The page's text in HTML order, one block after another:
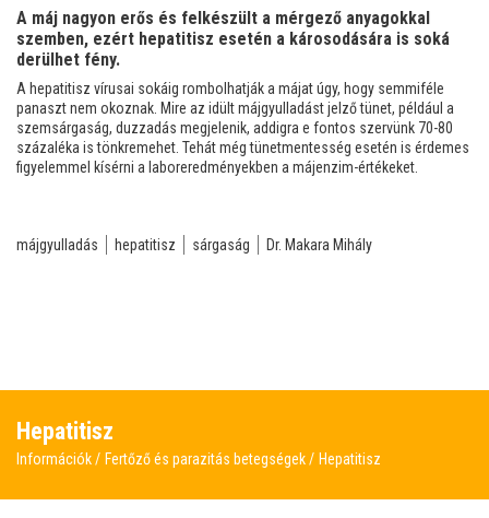
A máj nagyon erős és felkészült a mérgező anyagokkal
szemben, ezért hepatitisz esetén a károsodására is soká
derülhet fény.
A hepatitisz vírusai sokáig rombolhatják a májat úgy, hogy semmiféle
panaszt nem okoznak. Mire az idült májgyulladást jelző tünet, például a
szemsárgaság, duzzadás megjelenik, addigra e fontos szervünk 70-80
százaléka is tönkremehet. Tehát még tünetmentesség esetén is érdemes
figyelemmel kísérni a laboreredményekben a májenzim-értékeket.
májgyulladás hepatitisz sárgaság Dr. Makara Mihály
Hepatitisz
Információk Fertőző és parazitás betegségek Hepatitisz